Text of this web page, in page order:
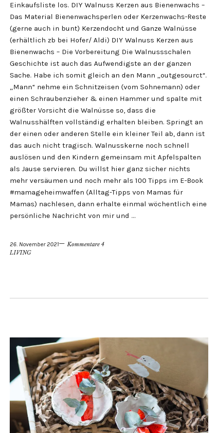
Einkaufsliste los. DIY Walnuss Kerzen aus Bienenwachs –
Das Material Bienenwachsperlen oder Kerzenwachs-Reste
(gerne auch in bunt) Kerzendocht und Ganze Walnüsse
(erhältlich zb bei Hofer/ Aldi) DIY Walnuss Kerzen aus
Bienenwachs – Die Vorbereitung Die Walnussschalen
Geschichte ist auch das Aufwendigste an der ganzen
Sache. Habe ich somit gleich an den Mann „outgesourct“.
„Mann“ nehme ein Schnitzeisen (vom Sohnemann) oder
einen Schraubenzieher & einen Hammer und spalte mit
größter Vorsicht die Walnüsse so, dass die
Walnusshälften vollständig erhalten bleiben. Springt an
der einen oder anderen Stelle ein kleiner Teil ab, dann ist
das auch nicht tragisch. Walnusskerne noch schnell
auslösen und den Kindern gemeinsam mit Apfelspalten
als Jause servieren. Du willst hier ganz sicher nichts
mehr versäumen und noch mehr als 100 Tipps im E-Book
#mamageheimwaffen (Alltag-Tipps von Mamas für
Mamas) nachlesen, dann erhalte einmal wöchentlich eine
persönliche Nachricht von mir und …
26. November 2021
Kommentare 4
LIVING